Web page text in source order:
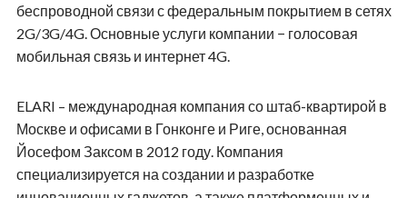
беспроводной связи с федеральным покрытием в сетях
2G/3G/4G. Основные услуги компании − голосовая
мобильная связь и интернет 4G.
ELARI – международная компания со штаб-квартирой в
Москве и офисами в Гонконге и Риге, основанная
Йосефом Заксом в 2012 году. Компания
специализируется на создании и разработке